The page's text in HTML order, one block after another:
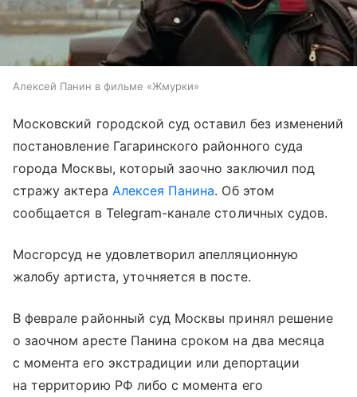
Алексей Панин в фильме «Жмурки»
Московский городской суд оставил без изменений
постановление Гагаринского районного суда
города Москвы, который заочно заключил под
стражу актера Алексея Панина. Об этом
сообщается в Telegram-канале столичных судов.
Мосгорсуд не удовлетворил апелляционную
жалобу артиста, уточняется в посте.
В феврале районный суд Москвы принял решение
о заочном аресте Панина сроком на два месяца
с момента его экстрадиции или депортации
на территорию РФ либо с момента его